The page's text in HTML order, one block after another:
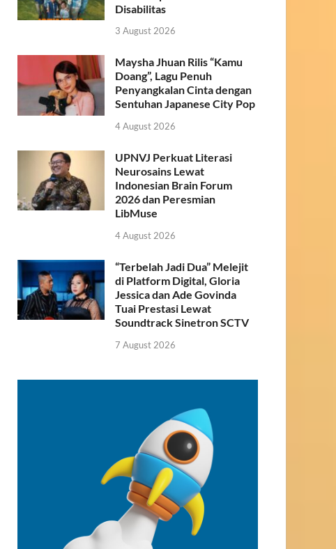
Disabilitas
3 August 2026
Maysha Jhuan Rilis “Kamu
Doang”, Lagu Penuh
Penyangkalan Cinta dengan
Sentuhan Japanese City Pop
4 August 2026
UPNVJ Perkuat Literasi
Neurosains Lewat
Indonesian Brain Forum
2026 dan Peresmian
LibMuse
4 August 2026
“Terbelah Jadi Dua” Melejit
di Platform Digital, Gloria
Jessica dan Ade Govinda
Tuai Prestasi Lewat
Soundtrack Sinetron SCTV
7 August 2026